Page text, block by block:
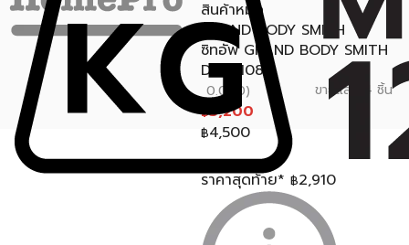
สินค้าหมด
GRAND BODY SMITH
ซิทอัพ GRAND BODY SMITH
DDS 1108
0.0 (0) ขายแล้ว 4 ชิ้น
฿3,200
฿4,500
ราคาสุดท้าย* ฿2,910